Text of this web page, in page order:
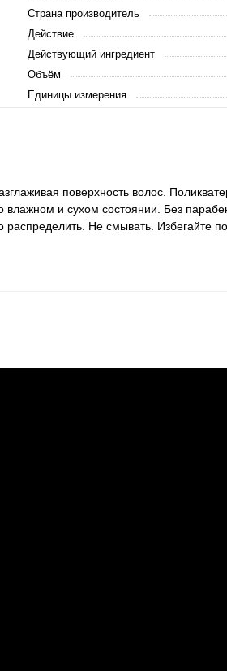
Страна производитель
Действие
Действующий ингредиент
Объём
Единицы измерения
поверхность волос.
влажном и сухом состоянии. Без
Не смывать. Избегайте